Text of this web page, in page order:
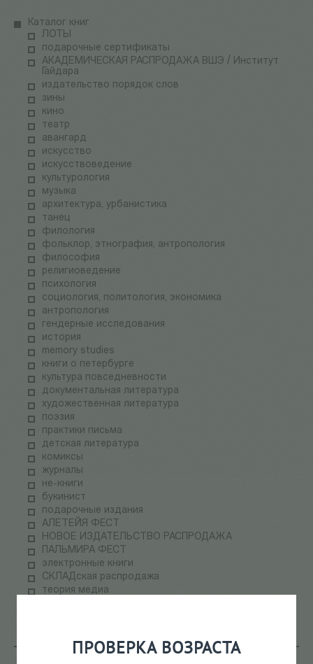
ПРОВЕРКА ВОЗРАСТА
Каталог книг
ЛОТЫ
подарочные сертификаты
АКАДЕМИЧЕСКАЯ РАСПРОДАЖА ВШЭ / Институт
Гайдара
издательство порядок слов
зины
кино
театр
авангард
искусство
искусствоведение
культурология
музыка
архитектура, урбанистика
танец
филология
фольклор, этнография, антропология
философия
религиоведение
психология
социология, политология, экономика
антропология
гендерные исследования
история
memory studies
книги о петербурге
культура повседневности
документальная литература
художественная литература
поэзия
практики письма
детская литература
комиксы
журналы
не-книги
букинист
подарочные издания
АЛЕТЕЙЯ ФЕСТ
НОВОЕ ИЗДАТЕЛЬСТВО РАСПРОДАЖА
ПАЛЬМИРА ФЕСТ
электронные книги
СКЛАДская распродажа
теория медиа